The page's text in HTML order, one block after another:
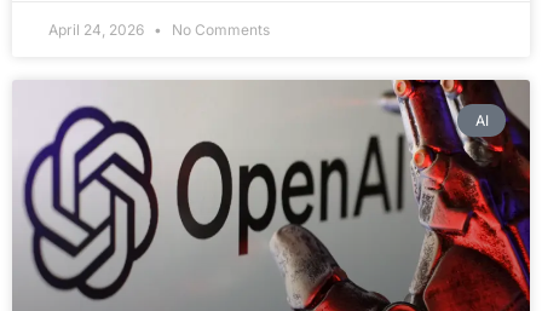
April 24, 2026 No Comments
AI